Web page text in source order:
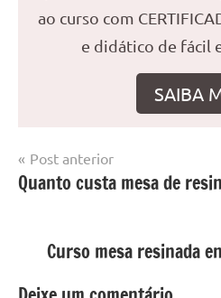
ao curso com
e didático de fácil
SAIBA
Marcado
com
resina,
com
Mesa
resinada
Navegação
de
Post anterior
Quanto custa mesa de
Curso mesa resinada